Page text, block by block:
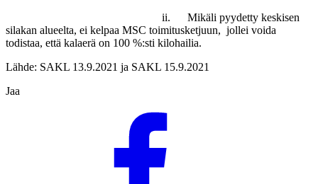
ii. Mikäli pyydetty keskisen
silakan alueelta, ei kelpaa MSC toimitusketjuun, jollei voida
todistaa, että kalaerä on 100 %:sti kilohailia.
Lähde: SAKL 13.9.2021 ja SAKL 15.9.2021
Jaa